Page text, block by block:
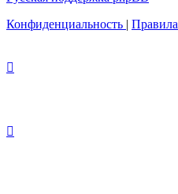
Конфиденциальность | Правила